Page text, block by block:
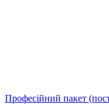
Професійний пакет